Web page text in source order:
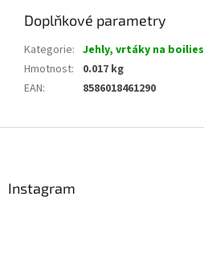
Doplňkové parametry
Kategorie: Jehly, vrtáky na boilies
Hmotnost:
0.017 kg
EAN: 8586018461290
Instagram